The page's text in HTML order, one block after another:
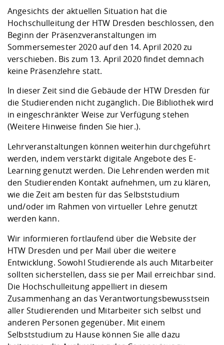
Vorbereitung
Checkliste zum
Studien- und
Digitales Lernen
Fremdsprachen
Jobs, Praktika,
Studieren in
Angebote der
Arbeit
Career Service
Weiterbilden im
Internationale
Formulare und
FIS -
Prototyping und
Gründung und
Kooperationen
Kontakt &
Förderverein
Gremien und
Informatik/
Landbau/
Angebote für Unternehmen
Kontakt und Anfahrt
Qualitätssicherung
Angesichts der aktuellen Situation hat die
Hochschulleitung der HTW Dresden beschlossen, den
Beginn der Präsenzveranstaltungen im
Sommersemester 2020 auf den 14. April 2020 zu
verschieben. Bis zum 13. April 2020 findet demnach
keine Präsenzlehre statt.
In dieser Zeit sind die Gebäude der HTW Dresden für
die Studierenden nicht zugänglich. Die Bibliothek wird
in eingeschränkter Weise zur Verfügung stehen
(Weitere Hinweise finden Sie hier.).
Lehrveranstaltungen können weiterhin durchgeführt
werden, indem verstärkt digitale Angebote des E-
Learning genutzt werden. Die Lehrenden werden mit
den Studierenden Kontakt aufnehmen, um zu klären,
wie die Zeit am besten für das Selbststudium
und/oder im Rahmen von virtueller Lehre genutzt
werden kann.
Wir informieren fortlaufend über die Website der
HTW Dresden und per Mail über die weitere
Entwicklung. Sowohl Studierende als auch Mitarbeiter
sollten sicherstellen, dass sie per Mail erreichbar sind.
Die Hochschulleitung appelliert in diesem
Zusammenhang an das Verantwortungsbewusstsein
aller Studierenden und Mitarbeiter sich selbst und
anderen Personen gegenüber. Mit einem
Selbststudium zu Hause können Sie alle dazu